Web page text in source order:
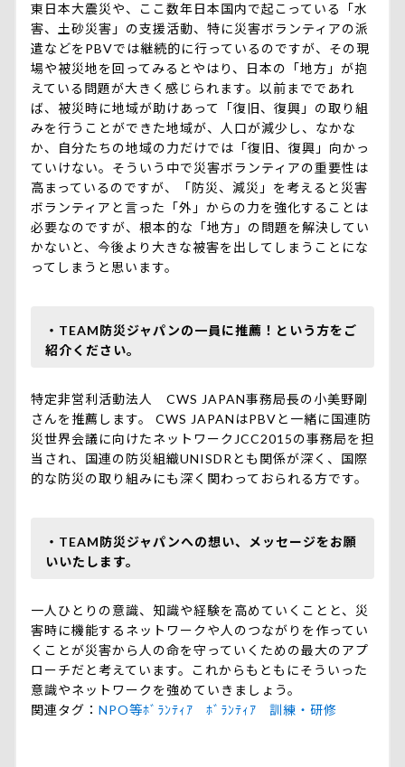
東日本大震災や、ここ数年日本国内で起こっている「水
害、土砂災害」の支援活動、特に災害ボランティアの派
遣などをPBVでは継続的に行っているのですが、その現
場や被災地を回ってみるとやはり、日本の「地方」が抱
えている問題が大きく感じられます。以前までであれ
ば、被災時に地域が助けあって「復旧、復興」の取り組
みを行うことができた地域が、人口が減少し、なかな
か、自分たちの地域の力だけでは「復旧、復興」向かっ
ていけない。そういう中で災害ボランティアの重要性は
高まっているのですが、「防災、減災」を考えると災害
ボランティアと言った「外」からの力を強化することは
必要なのですが、根本的な「地方」の問題を解決してい
かないと、今後より大きな被害を出してしまうことにな
ってしまうと思います。
・TEAM防災ジャパンの一員に推薦！という方をご
紹介ください。
特定非営利活動法人 CWS JAPAN事務局長の小美野剛
さんを推薦します。 CWS JAPANはPBVと一緒に国連防
災世界会議に向けたネットワークJCC2015の事務局を担
当され、国連の防災組織UNISDRとも関係が深く、国際
的な防災の取り組みにも深く関わっておられる方です。
・TEAM防災ジャパンへの想い、メッセージをお願
いいたします。
一人ひとりの意識、知識や経験を高めていくことと、災
害時に機能するネットワークや人のつながりを作ってい
くことが災害から人の命を守っていくための最大のアプ
ローチだと考えています。これからもともにそういった
意識やネットワークを強めていきましょう。
関連タグ
NPO等ﾎﾞﾗﾝﾃｨｱ ﾎﾞﾗﾝﾃｨｱ 訓練・研修